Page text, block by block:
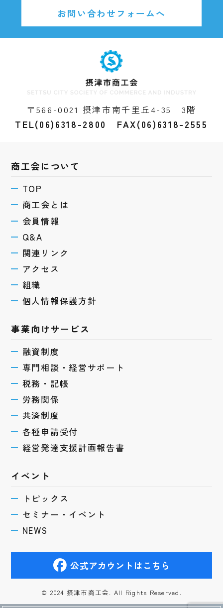
お問い合わせフォームへ
〒566-0021 摂津市南千里丘4-35 3階
TEL(06)6318-2800 FAX(06)6318-2555
商工会について
TOP
商工会とは
会員情報
Q&A
関連リンク
アクセス
組織
個人情報保護方針
事業向けサービス
融資制度
専門相談・経営サポート
税務・記帳
労務関係
共済制度
各種申請受付
経営発達支援計画報告書
イベント
トピックス
セミナー・イベント
NEWS
公式アカウントはこちら
© 2024 摂津市商工会. All Rights Reserved.